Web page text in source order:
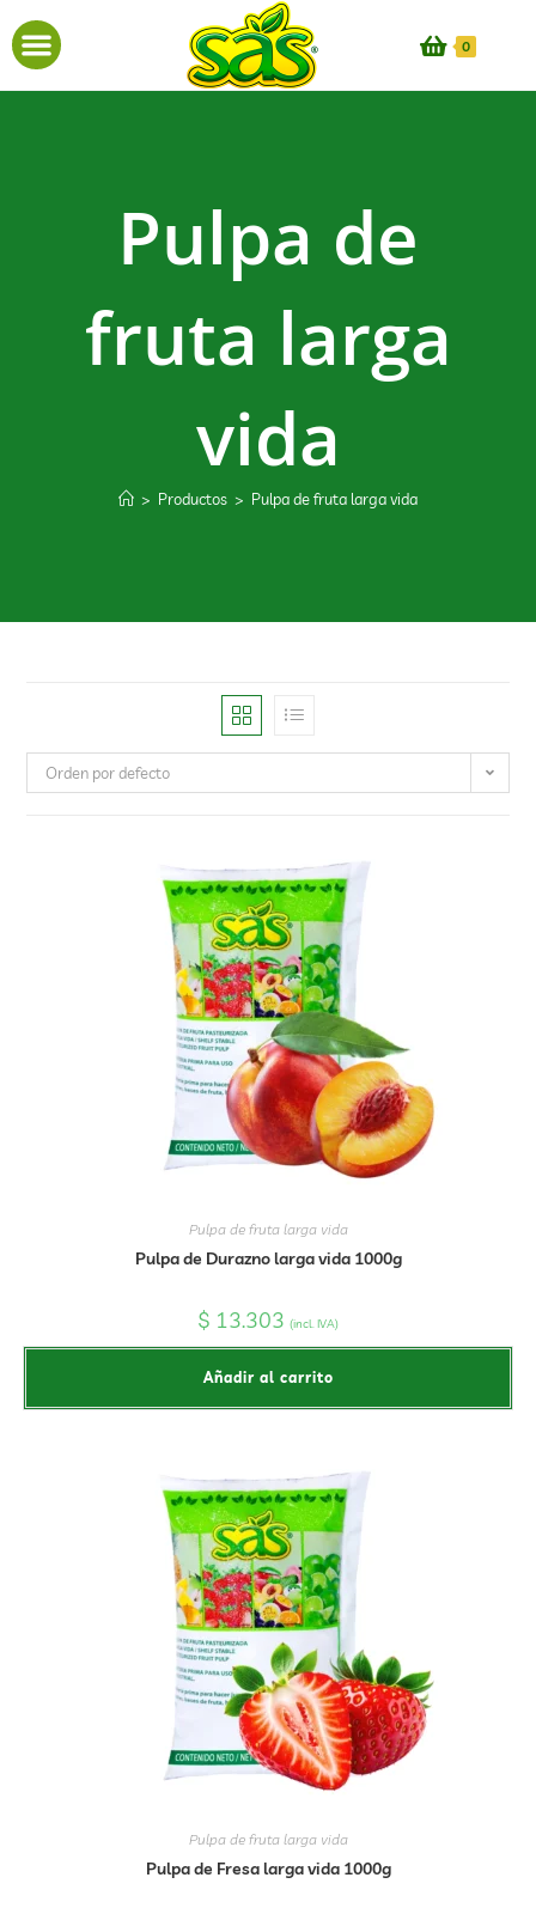
0
Pulpa de
fruta larga
vida
> Productos > Pulpa de fruta larga vida
Orden por defecto
Pulpa de fruta larga vida
Pulpa de Durazno larga vida 1000g
$ 13.303 (incl. IVA)
Añadir al carrito
Pulpa de fruta larga vida
Pulpa de Fresa larga vida 1000g